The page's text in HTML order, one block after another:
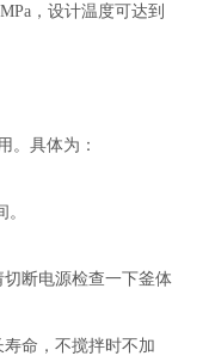
，设计温度可达到
。具体为：
断电源检查一下釜体
命，不搅拌时不加